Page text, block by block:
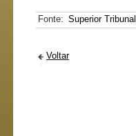
Fonte: Superior
Voltar